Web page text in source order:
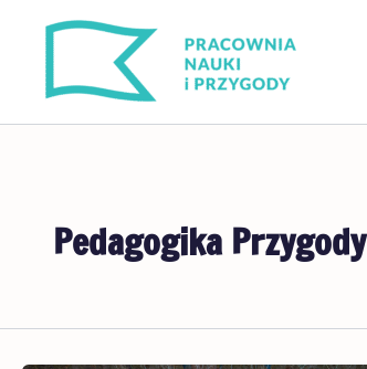
Pedagogika Przygody